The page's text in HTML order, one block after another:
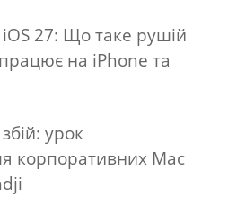
27: Що таке рушій
на iPhone та
урок
корпоративних Mac